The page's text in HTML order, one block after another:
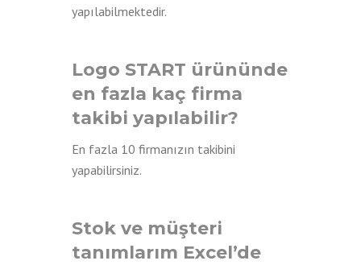
yapılabilmektedir.
Logo START ürününde
en fazla kaç firma
takibi yapılabilir?
En fazla 10 firmanızın takibini
yapabilirsiniz.
Stok ve müşteri
tanımlarım Excel’de